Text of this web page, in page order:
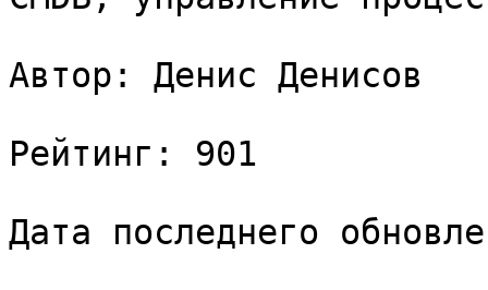
Автор: Денис Денисов
Рейтинг: 901
Дата последнего